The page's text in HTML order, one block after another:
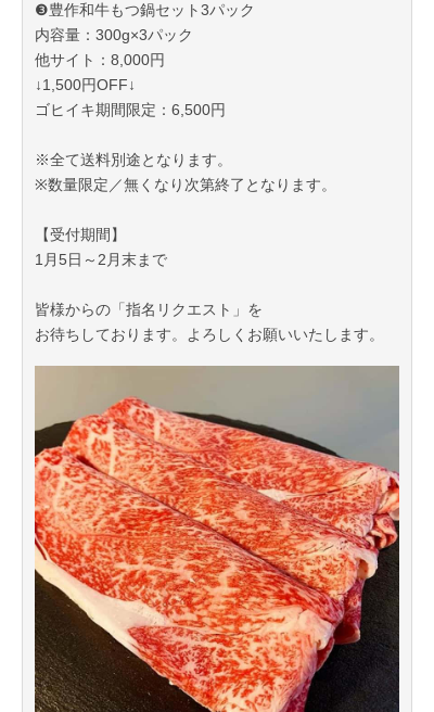
❸豊作和牛もつ鍋セット3パック
内容量：300g×3パック
他サイト：8,000円
↓1,500円OFF↓
ゴヒイキ期間限定：6,500円
※全て送料別途となります。
※数量限定／無くなり次第終了となります。
【受付期間】
1月5日～2月末まで
皆様からの「指名リクエスト」を
お待ちしております。よろしくお願いいたします。